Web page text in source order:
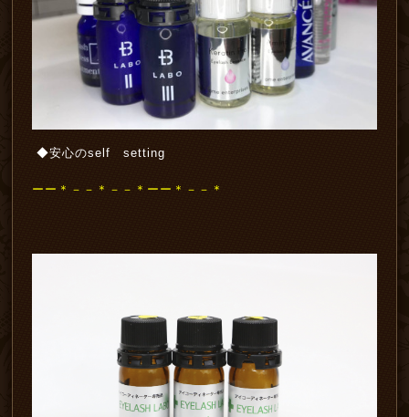
◆安心のself setting
ーー＊－－＊－－＊ーー＊－－＊